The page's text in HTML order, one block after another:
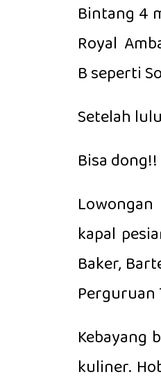
Bintang 4
Royal
B seperti
Setelah
Bisa dong!!
kapal
Baker,
Perguruan
Kebayang
kuliner.